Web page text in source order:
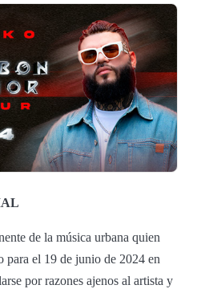
de la música urbana quien
para el 19 de junio de 2024 en
por razones ajenos al artista y